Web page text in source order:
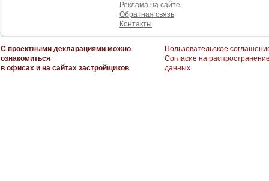
Реклама на сайте
Обратная связь
Контакты
С проектными декларациями можно
ознакомиться
в офисах и на сайтах застройщиков
Пользовательское
Согласие на
данных